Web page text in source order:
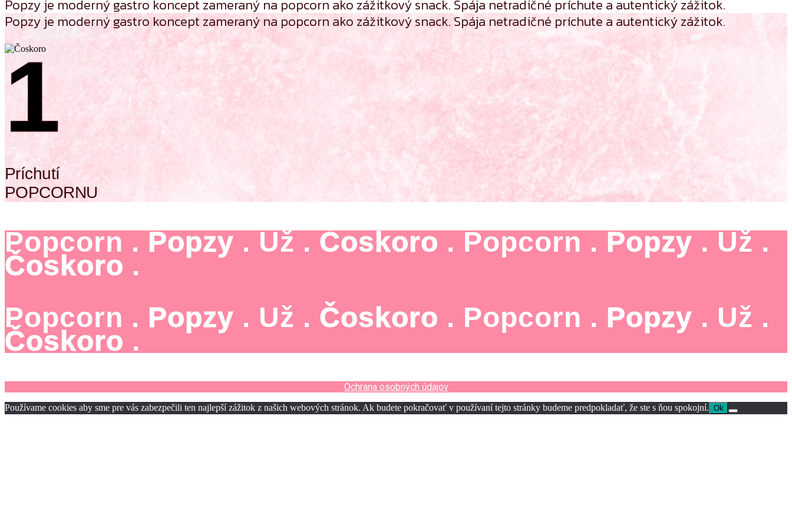
Popzy je moderný gastro koncept zameraný na popcorn ako zážitkový snack. Spája netradičné príchute a autentický zážitok.
Popzy je moderný gastro koncept zameraný na popcorn ako zážitkový snack. Spája netradičné príchute a autentický zážitok.
1
Príchutí
POPCORNU
Popcorn . Popzy . Už . Čoskoro . Popcorn . Popzy . Už .
Čoskoro .
Popcorn . Popzy . Už . Čoskoro . Popcorn . Popzy . Už .
Čoskoro .
Ochrana osobných údajov
Používame cookies aby sme pre vás zabezpečili ten najlepší zážitok z našich webových stránok. Ak budete pokračovať v používaní tejto stránky budeme predpokladať, že ste s ňou spokojní. Ok